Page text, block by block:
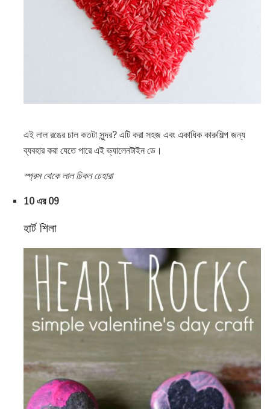
এই লাল রঙের চাল কতটা সুন্দর? এটি করা সহজ এবং একাধিক কারুশিল্প জন্য
ব্যবহার করা যেতে পারে এই ভ্যালেনটাইন ডে।
স্প্রস থেকে লাল চিকন চেহারা
10 এর 09
হার্ট শিলা